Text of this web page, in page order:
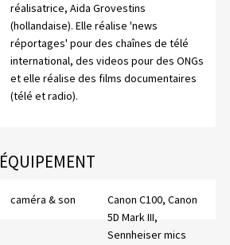
réalisatrice, Aida Grovestins
(hollandaise). Elle réalise 'news
réportages' pour des chaînes de télé
international, des videos pour des ONGs
et elle réalise des films documentaires
(télé et radio).
ÉQUIPEMENT
caméra & son
Canon C100, Canon
5D Mark III,
Sennheiser mics